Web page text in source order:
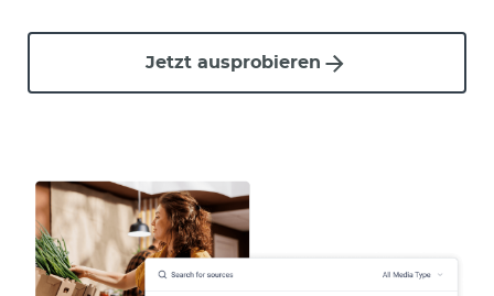
Jetzt ausprobieren